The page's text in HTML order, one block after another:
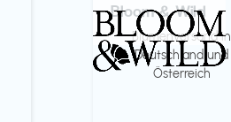
Bloom & Wild
Blumenversand in
Deutschland und
Österreich